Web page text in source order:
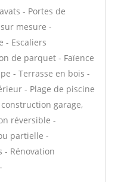
- Portes de
mesure -
- Escaliers
de parquet - Faïence
- Terrasse en bois -
- Plage de piscine
garage,
réversible -
partielle -
Rénovation